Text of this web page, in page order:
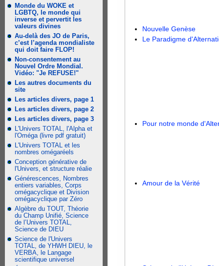
Monde du WOKE et
LGBTQ, le monde qui
inverse et pervertit les
valeurs divines
Au-delà des JO de Paris,
c’est l’agenda mondialiste
qui doit faire FLOP!
Non-consentement au
Nouvel Ordre Mondial.
Vidéo: "Je REFUSE!"
Les autres documents du
site
Les articles divers, page 1
Les articles divers, page 2
Les articles divers, page 3
L'Univers TOTAL, l'Alpha et
l'Oméga (livre pdf gratuit)
L'Univers TOTAL et les
nombres omégaréels
Conception générative de
l'Univers, et structure réalie
Générescences, Nombres
entiers variables, Corps
omégacyclique et Division
omégacyclique par Zéro
Algèbre du TOUT, Théorie
du Champ Unifié, Science
de l’Univers TOTAL,
Science de DIEU
Science de l'Univers
TOTAL, de YHWH DIEU, le
VERBA, le Langage
scientifique universel
Nouvelle Genèse
Le Paradigme
Pour notre monde
Amour de la Vérité